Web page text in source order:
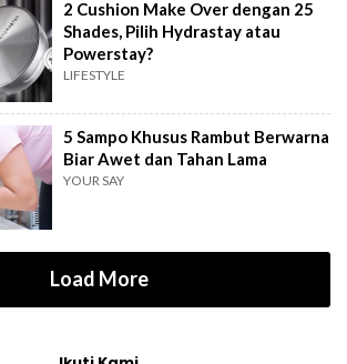
2 Cushion Make Over dengan 25
Shades, Pilih Hydrastay atau
Powerstay?
LIFESTYLE
5 Sampo Khusus Rambut Berwarna
Biar Awet dan Tahan Lama
YOUR SAY
Load More